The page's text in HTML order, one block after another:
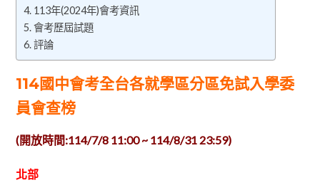
113年(2024年)會考資訊
會考歷屆試題
評論
114國中會考全台各就學區分區免試入學委
員會查榜
(開放時間:114/7/8 11:00 ~ 114/8/31 23:59)
北部